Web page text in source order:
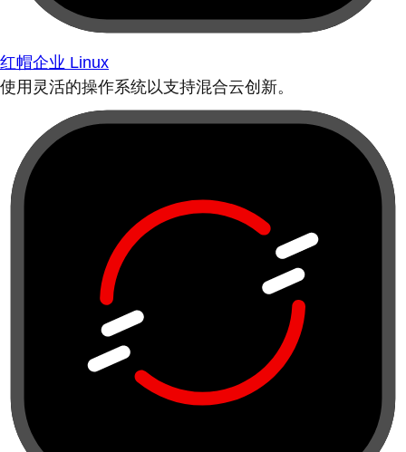
红帽企业 Linux
使用灵活的操作系统以支持混合云创新。